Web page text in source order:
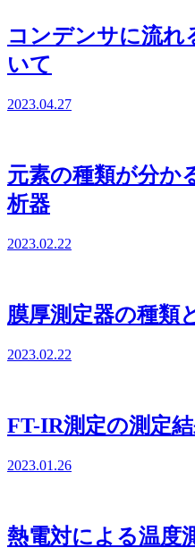
コンデンサに流れ
いて
2023.04.27
元素の種類が分か
析器
2023.02.22
膜厚測定器の種類
2023.02.22
FT-IR測定の測定
2023.01.26
熱電対による温度